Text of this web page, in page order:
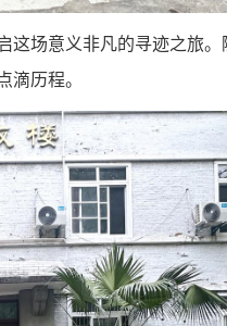
这场意义非凡的寻迹之旅
历程。